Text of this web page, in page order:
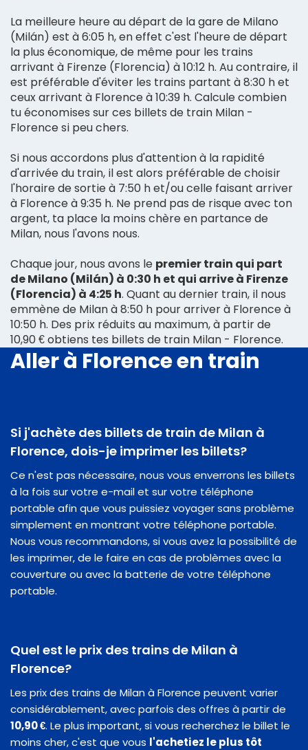
La meilleure heure au départ de la gare de Milano
(Milán) est à 6:05 h, en effet c'est l'heure de départ
la plus économique, de même pour les trains
arrivant à Firenze (Florencia) à 10:12 h. Au contraire, il
est préférable d'éviter les trains partant à 8:30 h et
ceux arrivant à Florence à 10:39 h. Calcule combien
tu économises sur ces billets de train Milan -
Florence si peu chers.
Si nous accordons plus d'attention à la rapidité
d'arrivée du train, il est alors préférable de choisir
l'horaire de sortie à 7:50 h et/ou celle faisant arriver
à Florence à 9:35 h. Ne prend pas de risque avec ton
argent, ta place la moins chère en partance de
Milan, nous l'avons nous.
Chaque jour, nous avons le premier train qui part
de Milano (Milán) à 0:30 h et qui arrive à Firenze
(Florencia) à 4:25 h. Quant au dernier train, il nous
emmène de Milan à 8:50 h pour arriver à Florence à
10:50 h. Des prix réduits au maximum, à partir de
10,90 € obtiens tes billets de train Milan - Florence.
Aller à Florence en train
Si j'achète des billets de train de Milan à
Florence, dois-je imprimer les billets?
Ce n'est pas nécessaire, nous vous enverrons les billets
à la fois sur votre e-mail et sur votre téléphone
portable afin que vous puissiez voyager sans problème
simplement en montrant votre téléphone portable.
Nous vous recommandons, si vous avez la possibilité de
les imprimer, de le faire en cas de problèmes avec la
couverture ou avec la batterie de votre téléphone
portable.
Quel est le prix des trains de Milan à
Florence?
Les prix des trains de Milan à Florence peuvent varier
considérablement, avec parfois des offres à partir de
10,90 €. Le plus important, si vous recherchez le billet le
moins cher, c'est que vous l'achetiez le plus tôt